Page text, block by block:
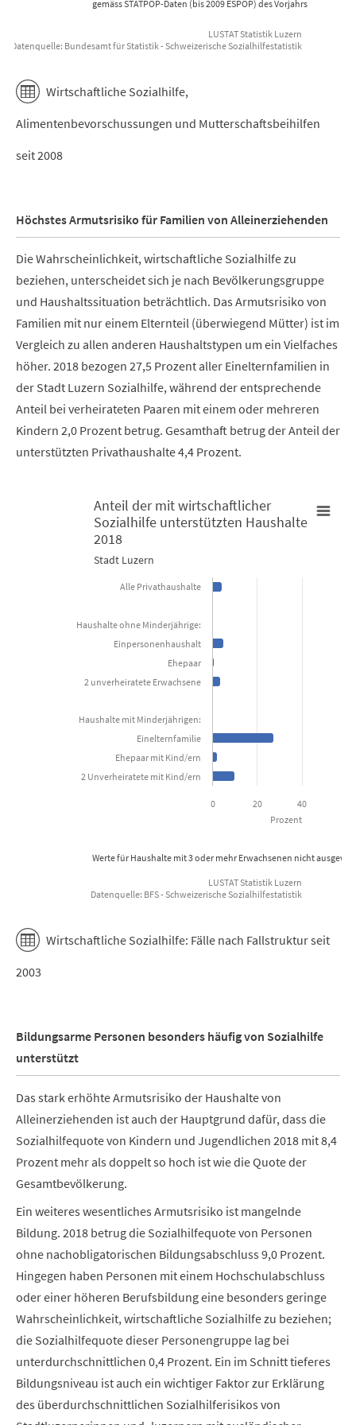
gemäss STATPOP-Daten (bis 2009 ESPOP) des Vorjahrs
LUSTAT Statistik Luzern
Datenquelle: Bundesamt für Statistik - Schweizerische Sozialhilfestatistik
Wirtschaftliche Sozialhilfe,
Alimentenbevorschussungen und Mutterschaftsbeihilfen
seit 2008
Höchstes Armutsrisiko für Familien von Alleinerziehenden
Die Wahrscheinlichkeit, wirtschaftliche Sozialhilfe zu
beziehen, unterscheidet sich je nach Bevölkerungsgruppe
und Haushaltssituation beträchtlich. Das Armutsrisiko von
Familien mit nur einem Elternteil (überwiegend Mütter) ist im
Vergleich zu allen anderen Haushaltstypen um ein Vielfaches
höher. 2018 bezogen 27,5 Prozent aller Einelternfamilien in
der Stadt Luzern Sozialhilfe, während der entsprechende
Anteil bei verheirateten Paaren mit einem oder mehreren
Kindern 2,0 Prozent betrug. Gesamthaft betrug der Anteil der
unterstützten Privathaushalte 4,4 Prozent.
Anteil der mit wirtschaftlicher Sozialhilfe unterstützten
View as data table, Anteil der mit wirtschaftlicher
The chart has 1 X axis displaying categories.
The chart has 1 Y axis displaying Prozent. Data ranges from 0.7
Werte für Haushalte mit 3 oder mehr Erwachsenen nicht
Prozent
Anteil der mit wirtschaftlicher
Sozialhilfe unterstützten Haushalte
2018
Stadt Luzern
0 20 40
2 Unverheiratete mit Kind/ern
Ehepaar mit Kind/ern
Einelternfamilie
Haushalte mit Minderjährigen:
2 unverheiratete Erwachsene
Ehepaar
Einpersonenhaushalt
Haushalte ohne Minderjährige:
Alle Privathaushalte
LUSTAT Statistik Luzern
Datenquelle: BFS - Schweizerische Sozialhilfestatistik
Wirtschaftliche Sozialhilfe: Fälle nach Fallstruktur seit
2003
Bildungsarme Personen besonders häufig von Sozialhilfe
unterstützt
Das stark erhöhte Armutsrisiko der Haushalte von
Alleinerziehenden ist auch der Hauptgrund dafür, dass die
Sozialhilfequote von Kindern und Jugendlichen 2018 mit 8,4
Prozent mehr als doppelt so hoch ist wie die Quote der
Gesamtbevölkerung.
Ein weiteres wesentliches Armutsrisiko ist mangelnde
Bildung. 2018 betrug die Sozialhilfequote von Personen
ohne nachobligatorischen Bildungsabschluss 9,0 Prozent.
Hingegen haben Personen mit einem Hochschulabschluss
oder einer höheren Berufsbildung eine besonders geringe
Wahrscheinlichkeit, wirtschaftliche Sozialhilfe zu beziehen;
die Sozialhilfequote dieser Personengruppe lag bei
unterdurchschnittlichen 0,4 Prozent. Ein im Schnitt tieferes
Bildungsniveau ist auch ein wichtiger Faktor zur Erklärung
des überdurchschnittlichen Sozialhilferisikos von